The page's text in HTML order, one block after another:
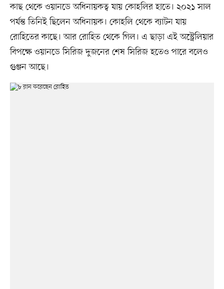
কাছ থেকে ওয়ানডে অধিনায়কত্ব যায় কোহলির হাতে। ২০২১ সাল
পর্যন্ত তিনিই ছিলেন অধিনায়ক। কোহলি থেকে ব্যাটন যায়
রোহিতের কাছে। আর রোহিত থেকে গিল। এ ছাড়া এই অস্ট্রেলিয়ার
বিপক্ষে ওয়ানডে সিরিজ দুজনের শেষ সিরিজ হতেও পারে বলেও
গুঞ্জন আছে।